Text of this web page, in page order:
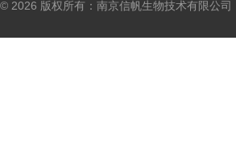
© 2026 版权所有：南京信帆生物技术有限公司